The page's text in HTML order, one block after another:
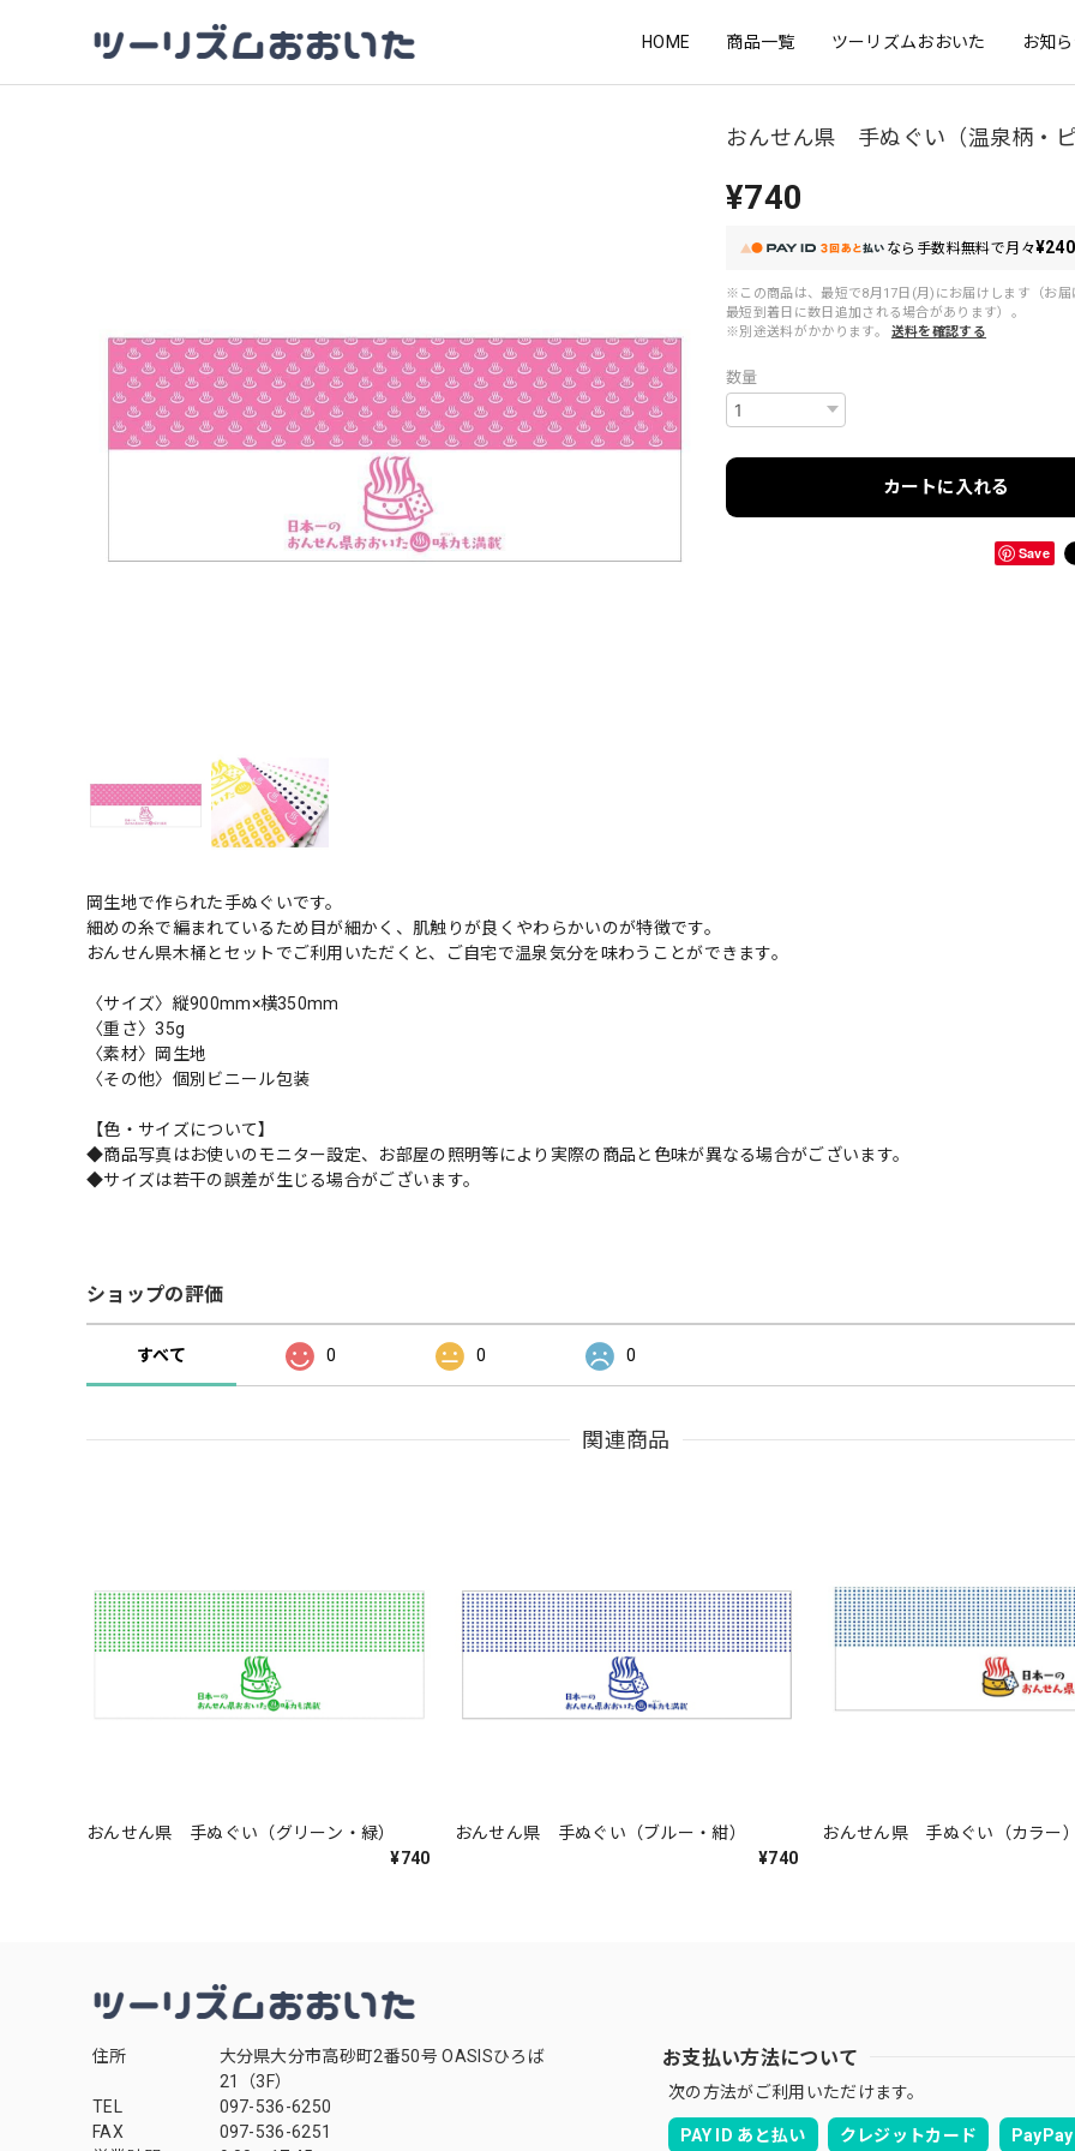
HOME 商品一覧 ツーリズムおおいた お知
おんせん県 手ぬぐい（温泉柄・
¥740
なら 手数料無料で月々¥240
※この商品は、最短で8月17日(月)にお届けします（お届
最短到着日に数日追加される場合があります）。
※別途送料がかかります。
送料を確認する
数量
カートに入れる
Save
岡生地で作られた手ぬぐいです。
細めの糸で編まれているため目が細かく、肌触りが良くやわらかいのが特徴です。
おんせん県木桶とセットでご利用いただくと、ご自宅で温泉気分を味わうことができます。
〈サイズ〉縦900mm×横350mm
〈重さ〉35g
〈素材〉岡生地
〈その他〉個別ビニール包装
【色・サイズについて】
◆商品写真はお使いのモニター設定、お部屋の照明等により実際の商品と色味が異なる場合がございます。
◆サイズは若干の誤差が生じる場合がございます。
ショップの評価
すべて 0 0 0
関連商品
おんせん県 手ぬぐい（グリーン・緑）
¥740
おんせん県 手ぬぐい（ブルー・紺）
¥740
おんせん県 手ぬぐい（カラー
住所
大分県大分市高砂町2番50号 OASISひろば
21（3F）
TEL
097-536-6250
FAX
097-536-6251
お支払い方法について
次の方法がご利用いただけます。
PAY ID あと払い クレジットカード PayPay